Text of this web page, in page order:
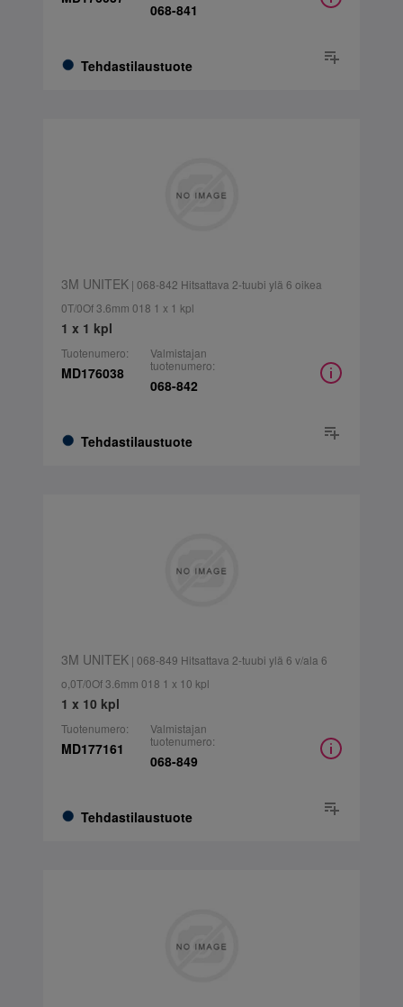
Tehdastilaustuote
068-841
3M UNITEK| 068-842 Hitsattava 2-tuubi ylä 6 oikea
0T/0Of 3.6mm 018 1 x 1 kpl
1 x 1 kpl
Tuotenumero:
MD176038
Tehdastilaustuote
Valmistajan
tuotenumero:
068-842
3M UNITEK| 068-849 Hitsattava 2-tuubi ylä 6 v/ala 6
o,0T/0Of 3.6mm 018 1 x 10 kpl
1 x 10 kpl
Tuotenumero:
MD177161
Tehdastilaustuote
Valmistajan
tuotenumero:
068-849